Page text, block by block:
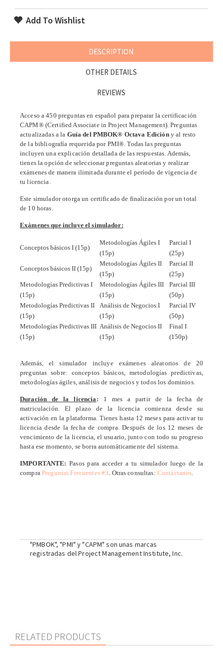
Add To Wishlist
DESCRIPTION
OTHER DETAILS
REVIEWS
Acceso a 450 preguntas en español para preparar la certificación
CAPM® (Certified Associate in Project Management). Preguntas
actualizadas a la Guía del PMBOK® Octava Edicióny al resto
de la bibliografía requerida por PMI®. Todas las preguntas
incluyen una explicación detallada de las respuestas. Además,
tienes la opción de seleccionar preguntas aleatorias y realizar
exámenes de manera ilimitada durante el período de vigencia de
tu licencia.
Este simulador otorga un certificado de finalización por un total
de 10 horas.
Exámenes que incluye el simulador:
Conceptos básicos I (15p)
Metodologías Ágiles I
(15p)
Parcial I
(25p)
Conceptos básicos II (15p)
Metodologías Ágiles II
(15p)
Parcial II
(25p)
Metodologías Predictivas I
(15p)
Metodologías Ágiles III
(15p)
Parcial III
(50p)
Metodologías Predictivas II
(15p)
Análisis de Negocios I
(15p)
Parcial IV
(50p)
Metodologías Predictivas III
(15p)
Análisis de Negocios II
(15p)
Final I
(150p)
Además, el simulador incluye exámenes aleatorios de 20
preguntas sobre: conceptos básicos, metodologías predictivas,
metodologías ágiles, análisis de negocios y todos los dominios.
Duración de la licencia: 1 mes a partir de la fecha de
matriculación. El plazo de la licencia comienza desde su
activación en la plataforma. Tienes hasta 12 meses para activar tu
licencia desde la fecha de compra. Después de los 12 meses de
vencimiento de la licencia, el usuario, junto con todo su progreso
hasta ese momento, se borra automáticamente del sistema.
IMPORTANTE: Pasos para acceder a tu simulador luego de la
compra Preguntas Frecuentes #3. Otras consultas: Contáctanos.
"PMBOK", "PMI" y "CAPM" son unas marcas
registradas del Project Management Institute, Inc.
RELATED PRODUCTS